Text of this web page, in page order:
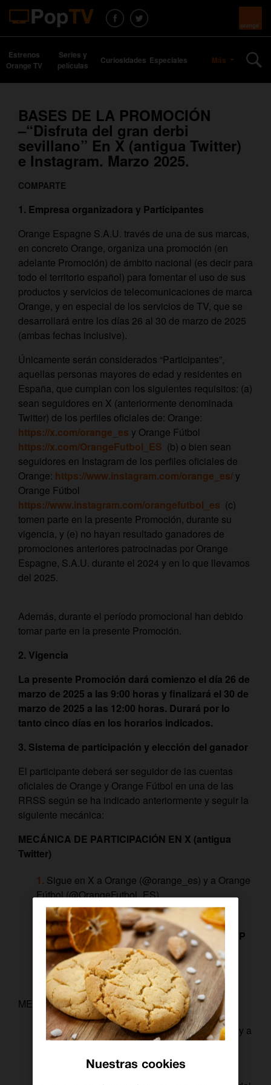
Estrenos
Orange TV
Series y
películas
Curiosidades Especiales Más
BASES DE LA PROMOCIÓN
–“Disfruta del gran derbi
sevillano” En X (antigua Twitter)
e Instagram. Marzo 2025.
COMPARTE
1. Empresa organizadora y Participantes
Orange Espagne S.A.U. través de una de sus marcas,
en concreto Orange, organiza una promoción (en
adelante Promoción) de ámbito nacional (es decir para
todo el territorio español) para fomentar el uso de sus
productos y servicios de telecomunicaciones de marca
Orange, y en especial de los servicios de TV, que se
desarrollará entre los días 26 al 30 de marzo de 2025
(ambas fechas inclusive).
Únicamente serán considerados “Participantes”,
aquellas personas mayores de edad y residentes en
España, que cumplan con los siguientes requisitos: (a)
sean seguidores en X (anteriormente denominada
Twitter) de los perfiles oficiales de: Orange:
https://x.com/orange_es y Orange Fútbol
https://x.com/OrangeFutbol_ES (b) o bien sean
seguidores en Instagram de los perfiles oficiales de
Orange: https://www.instagram.com/orange_es/ y
Orange Fútbol
https://www.instagram.com/orangefutbol_es (c)
tomen parte en la presente Promoción, durante su
vigencia, y (e) no hayan resultado ganadores de
promociones anteriores patrocinadas por Orange
Espagne, S.A.U. durante el 2024 y en lo que llevamos
del 2025.
Además, durante el período promocional han debido
tomar parte en la presente Promoción.
2. Vigencia
La presente Promoción dará comienzo el día 26 de
marzo de 2025 a las 9:00 horas y finalizará el 30 de
marzo de 2025 a las 12:00 horas. Durará por lo
tanto cinco días en los horarios indicados.
3. Sistema de participación y elección del ganador
El participante deberá ser seguidor de las cuentas
oficiales de Orange y Orange Fútbol en una de las
RRSS según se ha indicado anteriormente y seguir la
siguiente mecánica:
MECÁNICA DE PARTICIPACIÓN EN X (antigua
Twitter)
Sigue en X a Orange (@orange_es) y a Orange
Fútbol (@OrangeFutbol_ES)
Haz RT
Cuéntanos quien crees que va a ser el MVP
del derbi con el hashtag
#ELGRANDERBIDESEVILLA
MECÁNICA DE PARTICIPACIÓN EN INSTAGRAM
Sigue en Instagram a Orange (@orange_es) y a
Orange Fútbol (@orangefutbol_es)
Da like (me gusta)
Nuestras cookies